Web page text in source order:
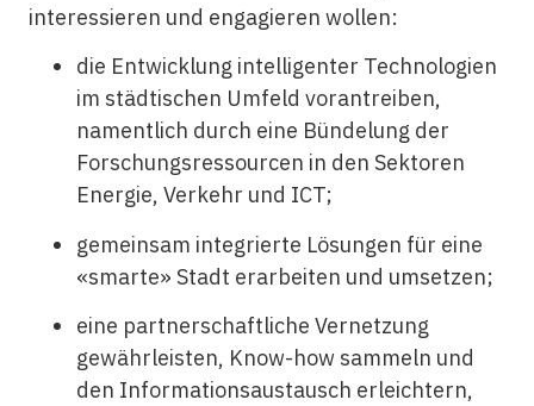
interessieren und engagieren wollen:
die Entwicklung intelligenter Technologien
im städtischen Umfeld vorantreiben,
namentlich durch eine Bündelung der
Forschungsressourcen in den Sektoren
Energie, Verkehr und ICT;
gemeinsam integrierte Lösungen für eine
«smarte» Stadt erarbeiten und umsetzen;
eine partnerschaftliche Vernetzung
gewährleisten, Know-how sammeln und
den Informationsaustausch erleichtern,